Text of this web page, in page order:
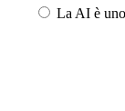
La AI è